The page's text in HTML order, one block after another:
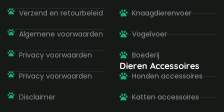
Verzend en retourbeleid
Algemene voorwaarden
Privacy voorwaarden
Privacy voorwaarden
Disclaimer
Knaagdierenvoer
Vogelvoer
Boederij
Dieren Accessoires
Honden accessoires
Katten accessoires